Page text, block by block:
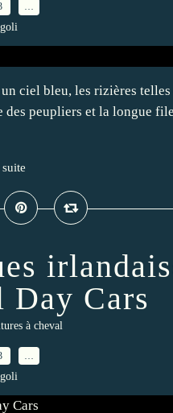
…
ciel bleu, les rizières
peupliers et la longue
Cars
à cheval
…